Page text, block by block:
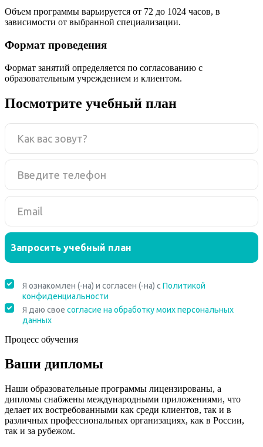
Объем программы варьируется от 72 до 1024 часов, в
зависимости от выбранной специализации.
Формат проведения
Формат занятий определяется по согласованию с
образовательным учреждением и клиентом.
Посмотрите учебный план
Процесс обучения
Ваши дипломы
Наши образовательные программы лицензированы, а
дипломы снабжены международными приложениями, что
делает их востребованными как среди клиентов, так и в
различных профессиональных организациях, как в России,
так и за рубежом.